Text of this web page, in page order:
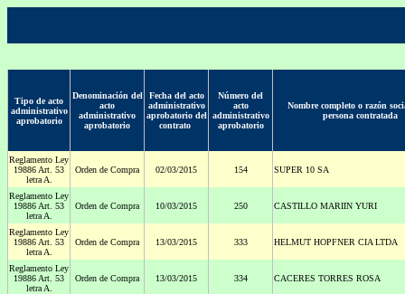
Tipo de acto
administrativo
aprobatorio
Denominación del
acto
administrativo
aprobatorio
Fecha del acto
administrativo
aprobatorio del
contrato
Número del
acto
administrativo
aprobatorio
Nombre completo o razón
persona contratada
Reglamento Ley
19886 Art. 53
letra A.
Orden de Compra 02/03/2015 154 SUPER 10 SA
Reglamento Ley
19886 Art. 53
letra A.
Orden de Compra 10/03/2015 250 CASTILLO MARIIN YURI
Reglamento Ley
19886 Art. 53
letra A.
Orden de Compra 13/03/2015 333 HELMUT HOPFNER CIA LTDA
Reglamento Ley
19886 Art. 53
letra A.
Orden de Compra 13/03/2015 334 CACERES TORRES ROSA